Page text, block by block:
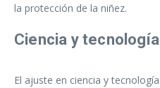
la protección de la niñez.
Ciencia y tecnología
El ajuste en ciencia y